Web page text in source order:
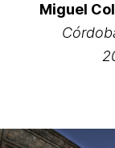
Miguel